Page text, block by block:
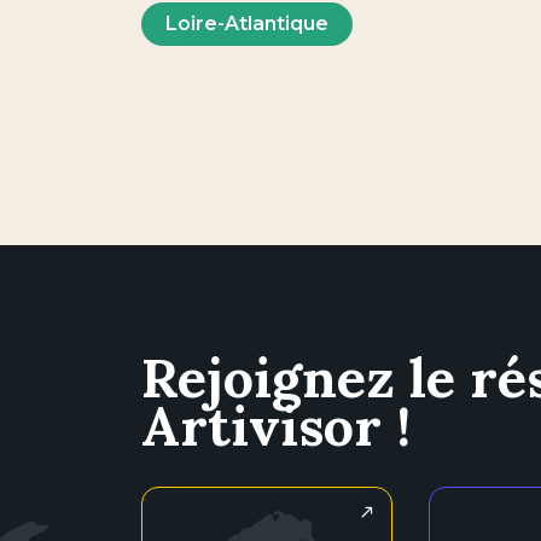
Loire-Atlantique
Rejoignez le
Artivisor !